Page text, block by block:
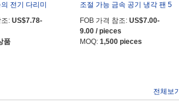
전기 다리미
조: US$7.78-
품
조절 가능 금속 공기 냉각 팬 5
FOB 가격 참조: US$7.00-
9.00 / pieces
MOQ: 1,500 pieces
전체보기